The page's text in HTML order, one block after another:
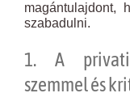
magántulajdont,
szabadulni.
1. A
szemmel és